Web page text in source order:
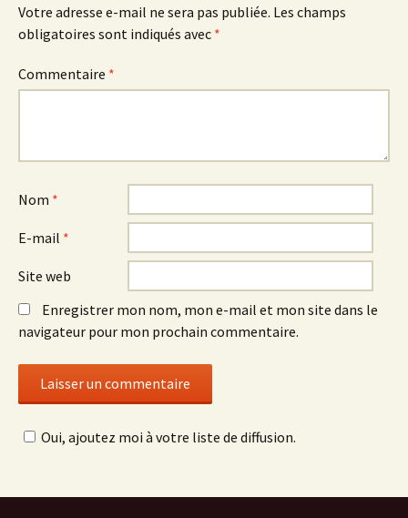
Votre adresse e-mail ne sera pas publiée. Les champs
obligatoires sont indiqués avec *
Commentaire *
Nom *
E-mail *
Site web
Enregistrer mon nom, mon e-mail et mon site dans le
navigateur pour mon prochain commentaire.
Oui, ajoutez moi à votre liste de diffusion.